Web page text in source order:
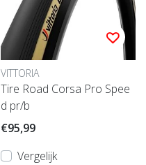
VITTORIA
Tire Road Corsa Pro Spee
d pr/b
€95,99
Vergelijk